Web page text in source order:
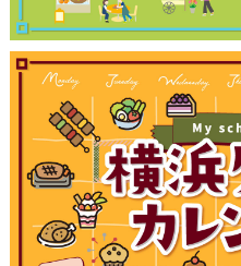
観光ガイド
ランキング
ブログ記事